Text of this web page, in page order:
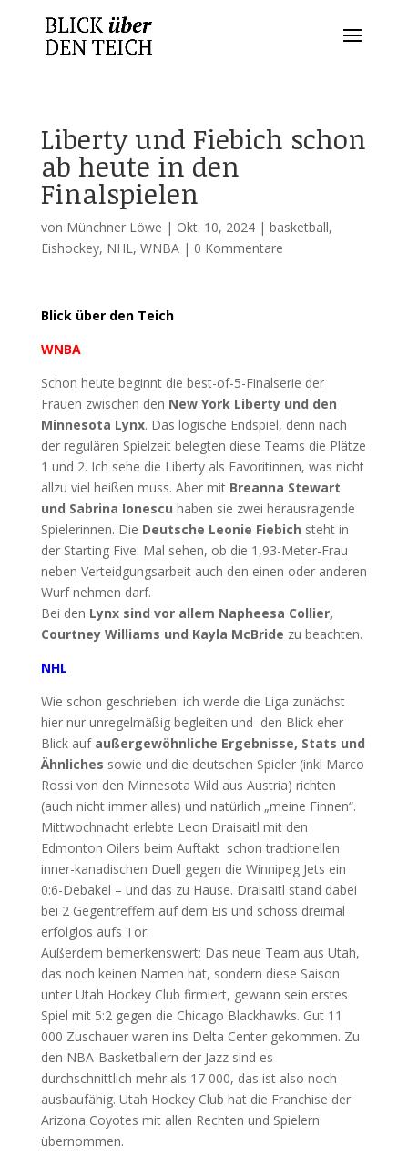
Liberty und Fiebich schon
ab heute in den
Finalspielen
von Münchner Löwe | Okt. 10, 2024| basketball,
Eishockey, NHL, WNBA| 0 Kommentare
Blick über den Teich
WNBA
Schon heute beginnt die best-of-5-Finalserie der
Frauen zwischen den New York Liberty und den
Minnesota Lynx. Das logische Endspiel, denn nach
der regulären Spielzeit belegten diese Teams die Plätze
1 und 2. Ich sehe die Liberty als Favoritinnen, was nicht
allzu viel heißen muss. Aber mit Breanna Stewart
und Sabrina Ionescu haben sie zwei herausragende
Spielerinnen. Die Deutsche Leonie Fiebich steht in
der Starting Five: Mal sehen, ob die 1,93-Meter-Frau
neben Verteidgungsarbeit auch den einen oder anderen
Wurf nehmen darf.
Bei den Lynx sind vor allem Napheesa Collier,
Courtney Williams und Kayla McBride zu beachten.
NHL
Wie schon geschrieben: ich werde die Liga zunächst
hier nur unregelmäßig begleiten und den Blick eher
Blick auf außergewöhnliche Ergebnisse, Stats und
Ähnliches sowie und die deutschen Spieler (inkl Marco
Rossi von den Minnesota Wild aus Austria) richten
(auch nicht immer alles) und natürlich „meine Finnen“.
Mittwochnacht erlebte Leon Draisaitl mit den
Edmonton Oilers beim Auftakt schon tradtionellen
inner-kanadischen Duell gegen die Winnipeg Jets ein
0:6-Debakel – und das zu Hause. Draisaitl stand dabei
bei 2 Gegentreffern auf dem Eis und schoss dreimal
erfolglos aufs Tor.
Außerdem bemerkenswert: Das neue Team aus Utah,
das noch keinen Namen hat, sondern diese Saison
unter Utah Hockey Club firmiert, gewann sein erstes
Spiel mit 5:2 gegen die Chicago Blackhawks. Gut 11
000 Zuschauer waren ins Delta Center gekommen. Zu
den NBA-Basketballern der Jazz sind es
durchschnittlich mehr als 17 000, das ist also noch
ausbaufähig. Utah Hockey Club hat die Franchise der
Arizona Coyotes mit allen Rechten und Spielern
übernommen.